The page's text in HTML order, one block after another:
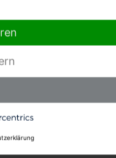
26 cm 30 cm